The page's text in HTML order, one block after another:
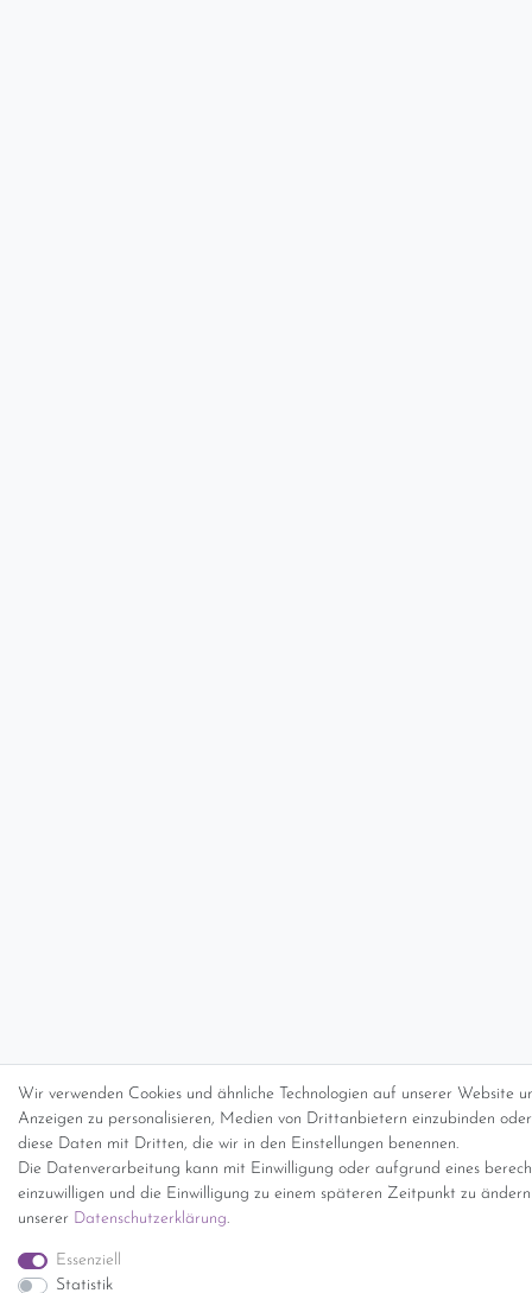
Wir verwenden Cookies und ähnliche Technologien auf unserer Website
Anzeigen zu personalisieren, Medien von Drittanbietern einzubinden
diese Daten mit Dritten, die wir in den Einstellungen benennen.
Die Datenverarbeitung kann mit Einwilligung oder aufgrund eines
einzuwilligen und die Einwilligung zu einem späteren Zeitpunkt zu
unserer Daten­schutz­erklärung.
Essenziell
Statistik